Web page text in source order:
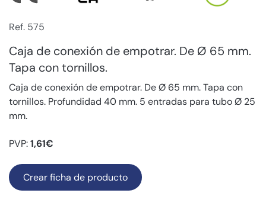
Ref. 575
Caja de conexión de empotrar. De Ø 65 mm.
Tapa con tornillos.
Caja de conexión de empotrar. De Ø 65 mm. Tapa con
tornillos. Profundidad 40 mm. 5 entradas para tubo Ø 25
mm.
PVP:1,61€
Crear ficha de producto